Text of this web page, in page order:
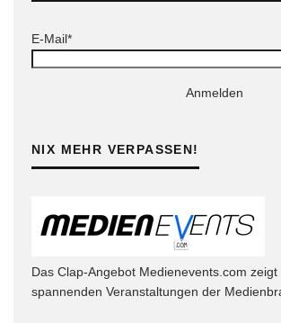
E-Mail*
Anmelden
NIX MEHR VERPASSEN!
Das Clap-Angebot Medienevents.com
spannenden Veranstaltungen der